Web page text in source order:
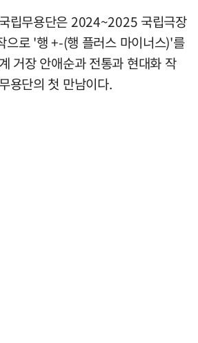
립무용단은 2024~2025 국립극장
으로 '행 +-(행 플러스 마이너스)'를
거장 안애순과 전통과 현대화 작
용단의 첫 만남이다.